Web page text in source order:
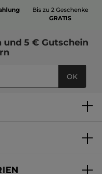
Bis zu 2 Geschenke
GRATIS
und 5 € Gutschein
OK